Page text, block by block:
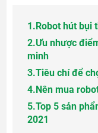
1.Robot hút bụi
2.Ưu nhược
minh
3.Tiêu chí để
4.Nên mua
5.Top 5 sản
2021